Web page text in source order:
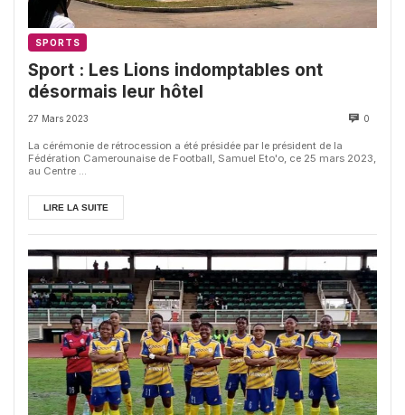
SPORTS
Sport : Les Lions indomptables ont
désormais leur hôtel
27 Mars 2023 0
La cérémonie de rétrocession a été présidée par le président de la
Fédération Camerounaise de Football, Samuel Eto'o, ce 25 mars 2023,
au Centre ...
LIRE LA SUITE